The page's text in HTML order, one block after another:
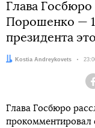
Глава Госбюро
Порошенко —
президента
Автор:Kostia Andreykovets
Глава Госбюро
прокомментировал